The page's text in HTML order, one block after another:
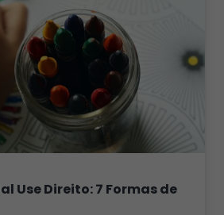
Use Direito: 7 Formas de